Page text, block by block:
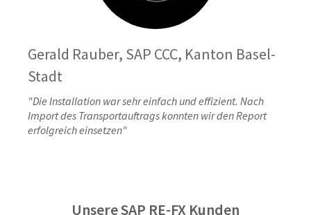
Gerald Rauber, SAP CCC, Kanton Basel-
Stadt
"Die Installation war sehr einfach und effizient. Nach
Import des Transportauftrags konnten wir den Report
erfolgreich einsetzen"
Unsere SAP RE-FX Kunden